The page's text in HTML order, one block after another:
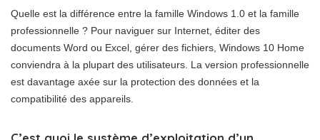
Quelle est la différence entre la famille Windows 1.0 et la famille
professionnelle ? Pour naviguer sur Internet, éditer des
documents Word ou Excel, gérer des fichiers, Windows 10 Home
conviendra à la plupart des utilisateurs. La version professionnelle
est davantage axée sur la protection des données et la
compatibilité des appareils.